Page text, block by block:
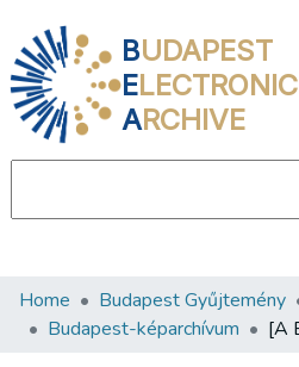
BUDAPEST
ELECTRONIC
ARCHIVE
Communities & Collections
Home Budapest Gyűjtemény
Budapest-képarchívum